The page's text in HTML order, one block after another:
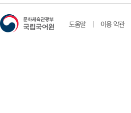
도움말 이용 약관